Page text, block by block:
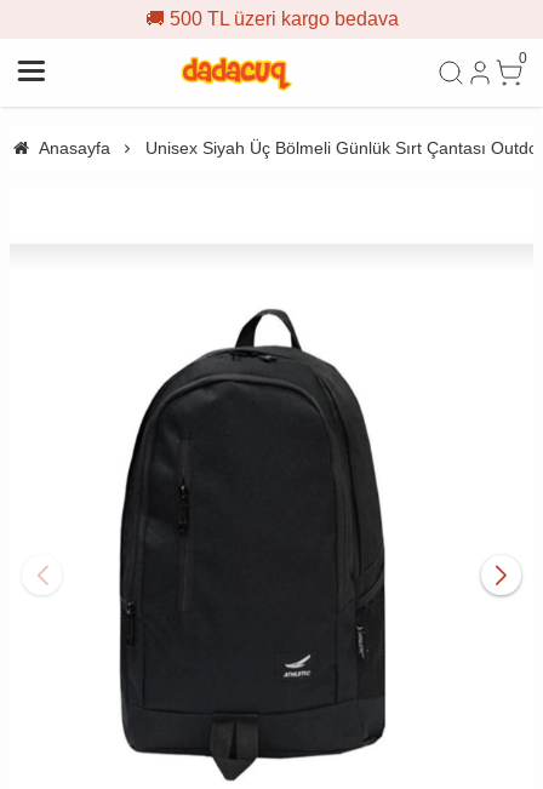
🚚 500 TL üzeri kargo bedava
0
Anasayfa Unisex Siyah Üç Bölmeli Günlük Sırt Çantası